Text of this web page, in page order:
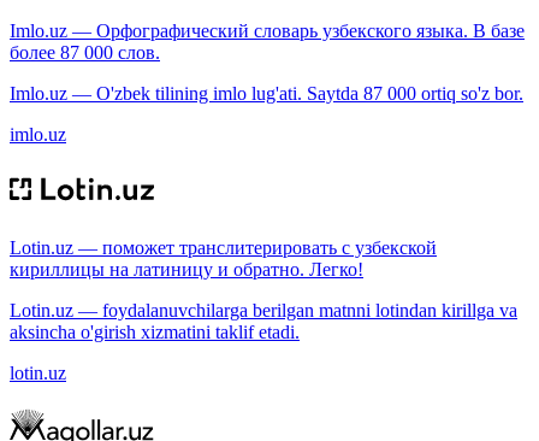
Imlo.uz — Орфографический словарь узбекского языка. В базе
более 87 000 слов.
Imlo.uz — O'zbek tilining imlo lug'ati. Saytda 87 000 ortiq so'z bor.
imlo.uz
Lotin.uz — поможет транслитерировать с узбекской
кириллицы на латиницу и обратно. Легко!
Lotin.uz — foydalanuvchilarga berilgan matnni lotindan kirillga va
aksincha o'girish xizmatini taklif etadi.
lotin.uz